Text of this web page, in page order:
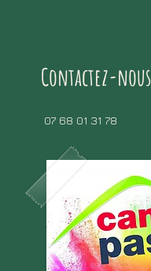
Contactez-nous
07 68 01 31 78